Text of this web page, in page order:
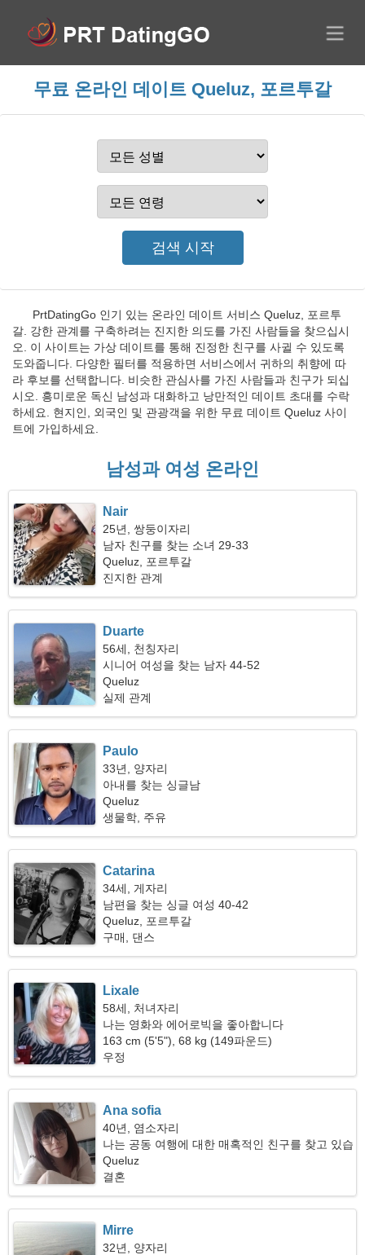
무료 온라인 데이트 Queluz, 포르투갈
PrtDatingGo 인기 있는 온라인 데이트 서비스 Queluz, 포르투
갈. 강한 관계를 구축하려는 진지한 의도를 가진 사람들을 찾으십시
오. 이 사이트는 가상 데이트를 통해 진정한 친구를 사귈 수 있도록
도와줍니다. 다양한 필터를 적용하면 서비스에서 귀하의 취향에 따
라 후보를 선택합니다. 비슷한 관심사를 가진 사람들과 친구가 되십
시오. 흥미로운 독신 남성과 대화하고 낭만적인 데이트 초대를 수락
하세요. 현지인, 외국인 및 관광객을 위한 무료 데이트 Queluz 사이
트에 가입하세요.
남성과 여성 온라인
Nair
25년, 쌍둥이자리
남자 친구를 찾는 소녀 29-33
Queluz, 포르투갈
진지한 관계
Duarte
56세, 천칭자리
시니어 여성을 찾는 남자 44-52
Queluz
실제 관계
Paulo
33년, 양자리
아내를 찾는 싱글남
Queluz
생물학, 주유
Catarina
34세, 게자리
남편을 찾는 싱글 여성 40-42
Queluz, 포르투갈
구매, 댄스
Lixale
58세, 처녀자리
나는 영화와 에어로빅을 좋아합니다
163 cm (5'5"), 68 kg (149파운드)
우정
Ana sofia
40년, 염소자리
나는 공동 여행에 대한 매혹적인 친구를 찾고 있습
니다
Queluz
결혼
Mirre
32년, 양자리